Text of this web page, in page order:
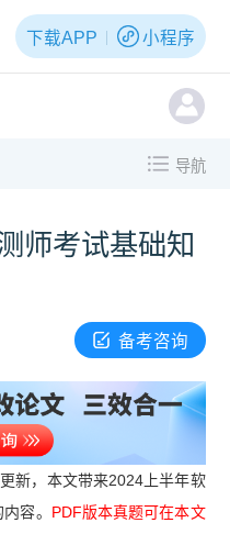
下载APP 小程序
导航
师考试基础知
备考咨询
新，本文带来2024上半年软
容。 PDF版本真题可在本文